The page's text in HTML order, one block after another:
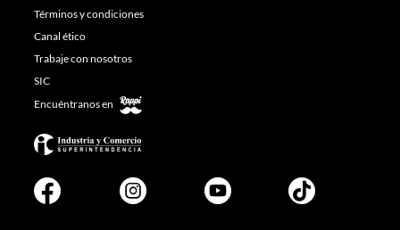
Términos y condiciones
Canal ético
Trabaje con nosotros
SIC
Encuéntranos en